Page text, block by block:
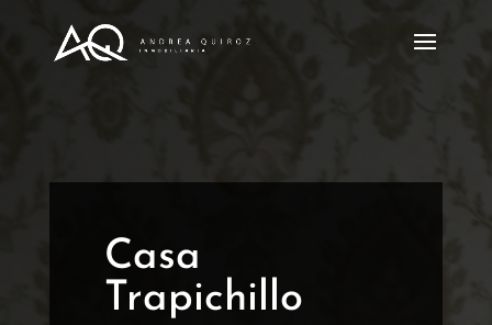
Casa
Trapichillo